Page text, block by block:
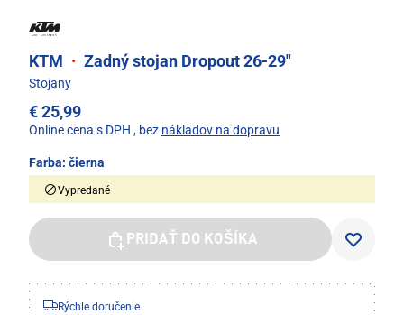
KTM · Zadný stojan Dropout 26-29"
Stojany
€ 25,99
Online cena s DPH , bez nákladov na dopravu
Farba: čierna
Vypredané
PRIDAŤ DO KOŠÍKA
Rýchle doručenie